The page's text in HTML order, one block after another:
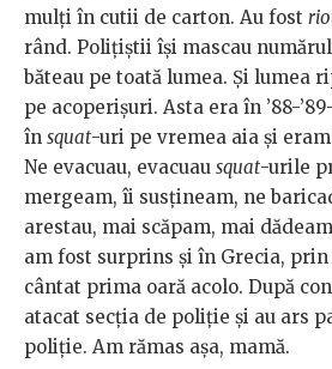
mulţi în cutii de carton. Au fost
rând. Poliţiştii îşi mascau
băteau pe toată lumea. Şi lumea
pe acoperişuri. Asta era în ’88-
în squat-uri pe vremea aia şi
Ne evacuau, evacuau squat-urile
mergeam, îi susţineam, ne
arestau, mai scăpam, mai
am fost surprins și în Grecia, prin
cântat prima oară acolo. După
atacat secţia de poliţie şi au ars
poliţie. Am rămas aşa, mamă.